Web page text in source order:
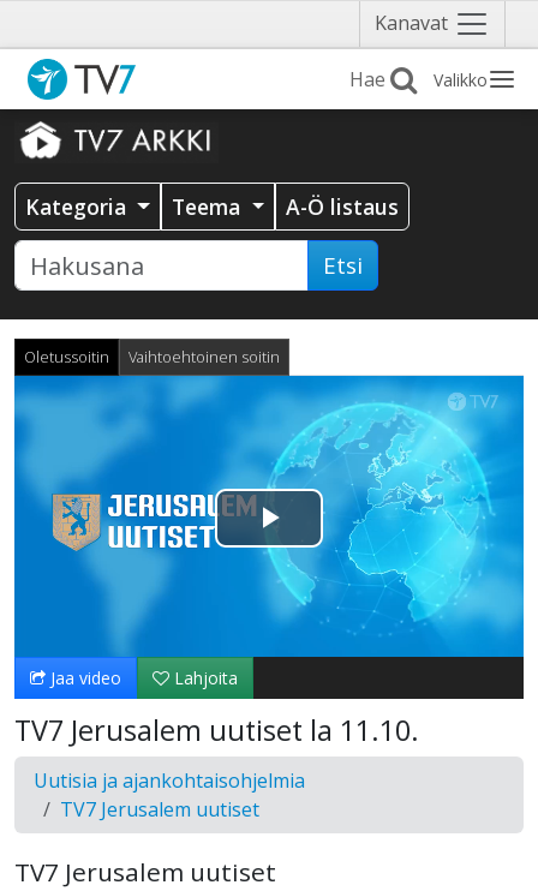
Kanavat Näytä
valikko
Valikko
Kategoria Teema A-Ö listaus
Etsi
Oletussoitin Vaihtoehtoinen soitin
Toista
Video
Jaa video Lahjoita
TV7 Jerusalem uutiset la 11.10.
Uutisia ja ajankohtaisohjelmia
TV7 Jerusalem uutiset
TV7 Jerusalem uutiset